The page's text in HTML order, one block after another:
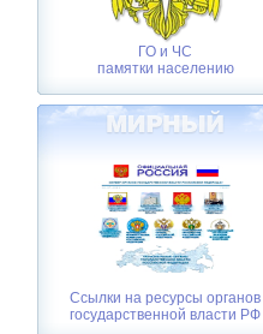
ГО и ЧС
памятки населению
Ссылки на ресурсы органов
государственной власти РФ